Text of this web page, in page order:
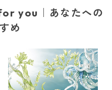
you｜あなたへの
め